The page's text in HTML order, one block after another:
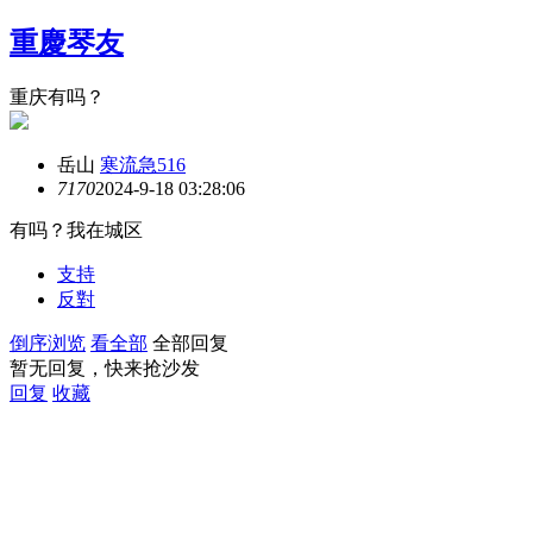
重慶琴友
重庆有吗？
岳山 寒流急516
71702024-9-18 03:28:06
有吗？我在城区
支持
反對
倒序浏览 看全部 全部回复
暂无回复，快来抢沙发
回复 收藏